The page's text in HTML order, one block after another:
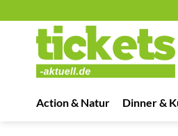
springen
Action & Natur Dinner &